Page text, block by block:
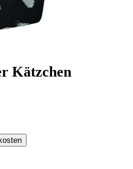
Kätzchen